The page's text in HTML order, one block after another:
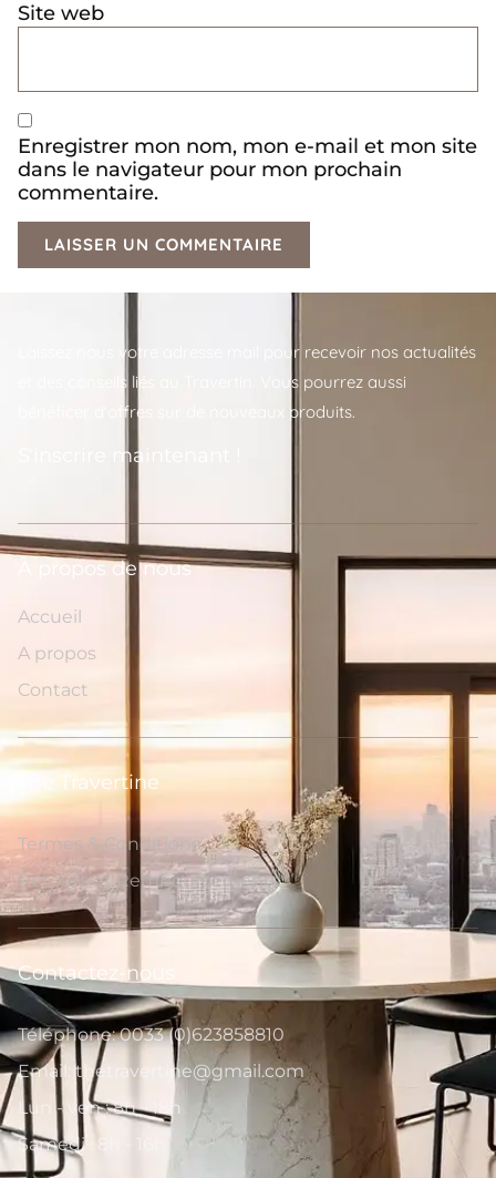
Site web
Enregistrer mon nom, mon e-mail et mon site
dans le navigateur pour mon prochain
commentaire.
Laissez nous votre adresse mail pour recevoir nos actualités
et des conseils liés au Travertin. Vous pourrez aussi
bénéficer d'offres sur de nouveaux produits.
S'inscrire maintenant !
A propos de nous
Accueil
A propos
Contact
The Travertine
Termes & Conditions
Retours et Remboursements
Contactez-nous
Téléphone: 0033 (0)623858810
Email: thetravertine@gmail.com
Lun - ven : 8h - 18h
Samedi : 8h - 16h